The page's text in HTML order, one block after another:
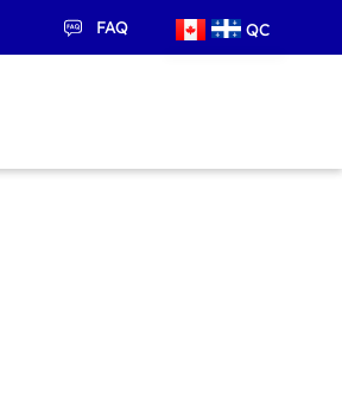
FAQ QC
ES